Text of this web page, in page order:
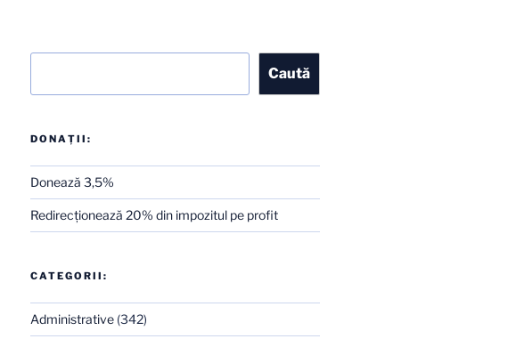
Caută
DONAȚII:
Donează 3,5%
Redirecţionează 20% din impozitul pe profit
CATEGORII:
Administrative(342)